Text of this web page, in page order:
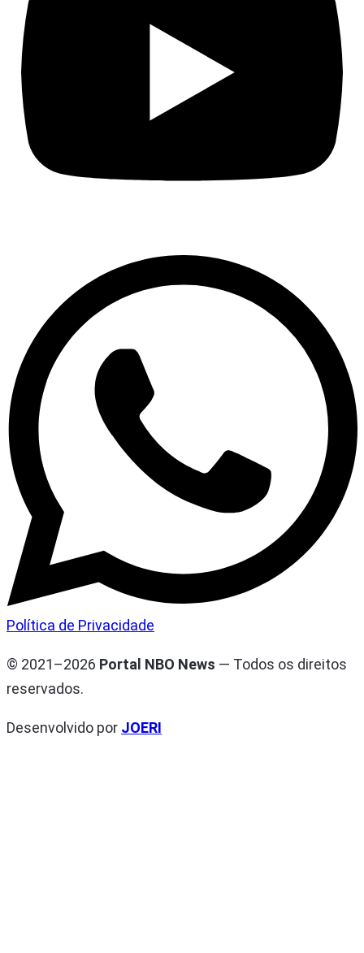
Política de Privacidade
© 2021–2026 Portal NBO News — Todos os direitos
reservados.
Desenvolvido por JOERI